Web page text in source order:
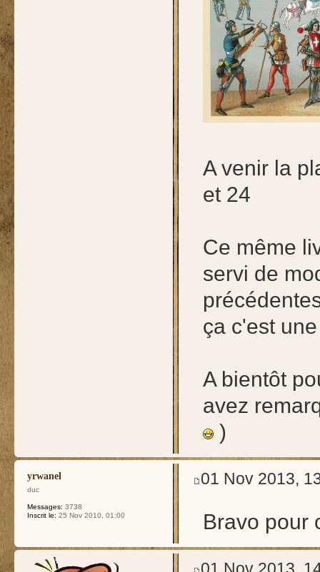
A venir la
et 24
Ce même
servi de
ça c'est
A bientôt
avez
)
yrwanel
duc
Messages: 3738
Inscrit le: 25 Nov 2010, 01:00
01 Nov 2013,
Bravo pour